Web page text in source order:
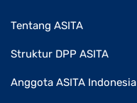
Tentang ASITA
Struktur DPP ASITA
Anggota ASITA Indonesia